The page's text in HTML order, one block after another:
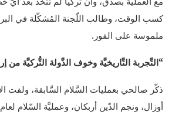
كسب الوقت، وطالب اللّجنة المُشكّلة في
ملموسة على الفور.
“التَّجربة التَّاريخيَّة وخوف الدَّولة التُّركيَّة من
ذكّر صالحي بعمليات السَّلام السَّابقة، ولفت